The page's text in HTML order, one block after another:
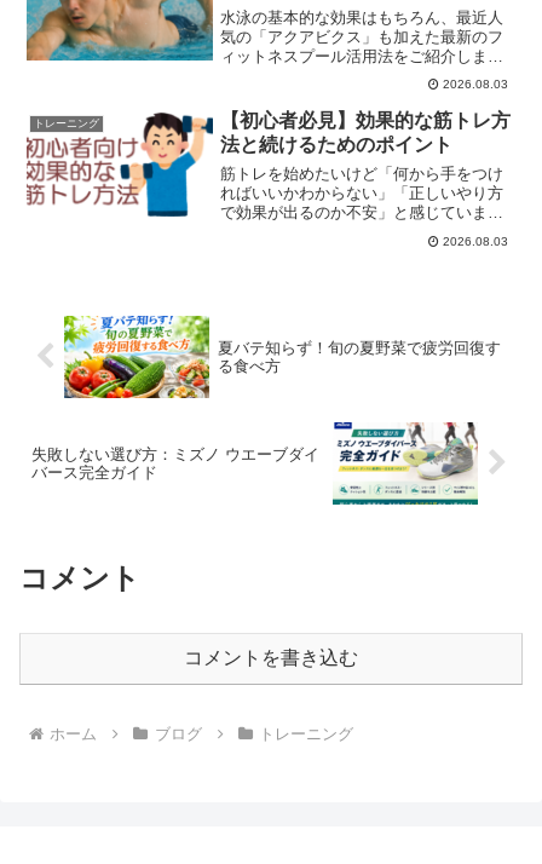
水泳の基本的な効果はもちろん、最近人
気の「アクアビクス」も加えた最新のフ
ィットネスプール活用法をご紹介しま
2026.08.03
トレーニング
【初心者必見】効果的な筋トレ方
法と続けるためのポイント
筋トレを始めたいけど「何から手をつけ
ればいいかわからない」「正しいやり方
で効果が出るのか不安」と感じていませ
んか？この記事では、筋トレ初心者が安
心して取り組める効果的なトレーニング
2026.08.03
夏バテ知らず！旬の夏野菜で疲労回復す
る食べ方
失敗しない選び方：ミズノ ウエーブダイ
バース完全ガイド
コメント
コメントを書き込む
ホーム ブログ トレーニング